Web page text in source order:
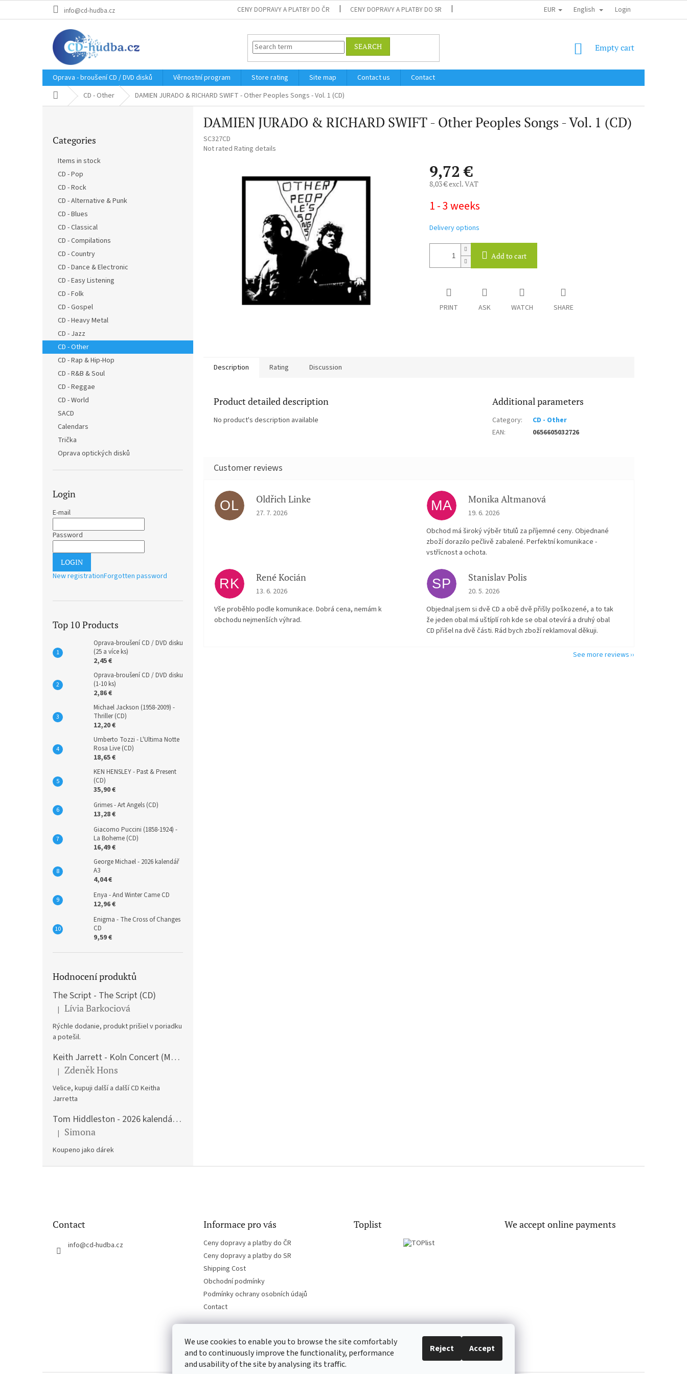
We use cookies to enable you to browse the site comfortably
and to continuously improve the functionality, performance
and usability of the site by analysing its traffic.
Reject Accept
info@cd-hudba.cz CENY DOPRAVY A PLATBY DO ČR CENY DOPRAVY A PLATBY DO SR OBCHODNÍ PODMÍNKY PODMÍNKY OCHRANY
EUR English Login
SEARCH
SHOPPING
Empty cart
Oprava - broušení CD / DVD disků Věrnostní program Store rating Site map Contact us
Contact
Home CD - Other DAMIEN JURADO & RICHARD SWIFT - Other Peoples Songs - Vol. 1 (CD)
categories
Categories
Items in stock
CD - Pop
CD - Rock
CD - Alternative & Punk
CD - Blues
CD - Classical
CD - Compilations
CD - Country
CD - Dance & Electronic
CD - Easy Listening
CD - Folk
CD - Gospel
CD - Heavy Metal
CD - Jazz
CD - Other
CD - Rap & Hip-Hop
CD - R&B & Soul
CD - Reggae
CD - World
SACD
Calendars
Trička
Oprava optických disků
Login
E-mail
Password
LOGIN
New registrationForgotten password
Top 10 Products
Oprava-broušení CD / DVD disku
(25 a více ks)
2,45 €
Oprava-broušení CD / DVD disku
(1-10 ks)
2,86 €
Michael Jackson (1958-2009) -
Thriller (CD)
12,20 €
Umberto Tozzi - L'Ultima Notte
Rosa Live (CD)
18,65 €
KEN HENSLEY - Past & Present
(CD)
35,90 €
Grimes - Art Angels (CD)
13,28 €
Giacomo Puccini (1858-1924) -
La Boheme (CD)
16,49 €
George Michael - 2026 kalendář
A3
4,04 €
Enya - And Winter Came CD
12,96 €
Enigma - The Cross of Changes
CD
9,59 €
Hodnocení produktů
The Script - The Script (CD)
The product rating is 5 out of 5 stars.
| Lívia Barkociová
Rýchle dodanie, produkt prišiel v poriadku
a potešil.
Keith Jarrett - Koln Concert (Music CD)
The product rating is 5 out of 5 stars.
| Zdeněk Hons
Velice, kupuji další a další CD Keitha
Jarretta
Tom Hiddleston - 2026 kalendář A3
The product rating is 5 out of 5 stars.
| Simona
Koupeno jako dárek
DAMIEN JURADO & RICHARD SWIFT - Other Peoples Songs - Vol. 1 (CD)
SC327CD
The
Not rated Rating details
9,72 €
8,03 € excl. VAT
price:
1 - 3 weeks
Delivery options
Add to cart
PRINT ASK WATCH SHARE
Description Rating Discussion
Product detailed description
No product's description available
Additional parameters
Category:
CD - Other
EAN: 0656605032726
OL Oldřich Linke
The store rating is 5 out of 5 stars.
27. 7. 2026 MA Monika Altmanová
The store rating is 5 out of 5 stars.
19. 6. 2026
Obchod má široký výběr titulů za příjemné ceny. Objednané
zboží dorazilo pečlivě zabalené. Perfektní komunikace -
vstřícnost a ochota.
RK René Kocián
The store rating is 5 out of 5 stars.
13. 6. 2026
Vše proběhlo podle komunikace. Dobrá cena, nemám k
obchodu nejmenších výhrad.
SP Stanislav Polis
The store rating is 2 out of 5 stars.
20. 5. 2026
Objednal jsem si dvě CD a obě dvě přišly poškozené, a to tak
že jeden obal má uštíplí roh kde se obal otevírá a druhý obal
CD přišel na dvě části. Rád bych zboží reklamoval děkuji.
See more reviews
Contact
info@cd-hudba.cz
Informace pro vás
Ceny dopravy a platby do ČR
Ceny dopravy a platby do SR
Shipping Cost
Obchodní podmínky
Podmínky ochrany osobních údajů
Contact
Toplist We accept online payments
EN-filmy.cz CD-Soundtrack.cz